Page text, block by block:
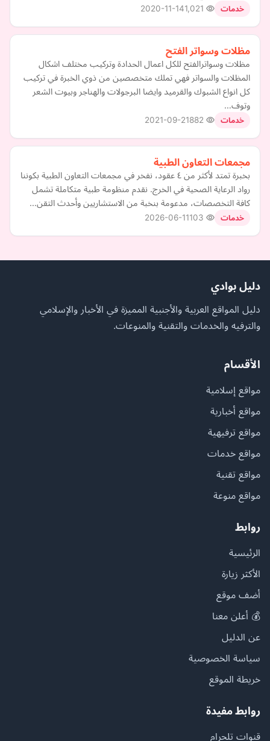
خدمات 2020-11-14
مظلات وسواتر الفتح
مظلات وسواترالفتح للكل اعمال الحدادة وتركيب مختلف اشكال
المظلات والسواتر فهي تملك متخصصين من ذوي الخبرة في تركيب
كل انواع الشبوك والقرميد وايضا البرجولات والهناجر وبيوت الشعر
وتوف…
خدمات 2021-09-21
مجمعات التعاون الطبية
بخبرة تمتد لأكثر من ٤ عقود، نفخر في مجمعات التعاون الطبية بكوننا
رواد الرعاية الصحية في الخرج. نقدم منظومة طبية متكاملة تشمل
كافة التخصصات، مدعومة بنخبة من الاستشاريين وأحدث التقن…
خدمات 2026-06-11
دليل بوادي
دليل المواقع العربية والأجنبية المميزة في الأخبار والإسلامي
والترفيه والخدمات والتقنية والمنوعات.
الأقسام
مواقع إسلامية
مواقع أخبارية
مواقع ترفيهية
مواقع خدمات
مواقع تقنية
مواقع منوعة
روابط
الرئيسية
الأكثر زيارة
أضف موقع
💰 أعلن معنا
عن الدليل
سياسة الخصوصية
خريطة الموقع
روابط مفيدة
قنوات تلجرام